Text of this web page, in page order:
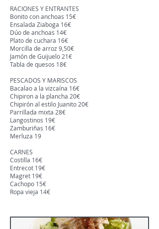
RACIONES Y ENTRANTES
Bonito con anchoas 15€
Ensalada Ziaboga 16€
Dúo de anchoas 14€
Plato de cuchara 16€
Morcilla de arroz 9,50€
Jamón de Guijuelo 21€
Tabla de quesos 18€
PESCADOS Y MARISCOS
Bacalao a la vizcaína 16€
Chipiron a la plancha 20€
Chipirón al estilo Juanito 20€
Parrillada mixta 28€
Langostinos 19€
Zamburiñas 16€
Merluza 19
CARNES
Costilla 16€
Entrecot 19€
Magret 19€
Cachopo 15€
Ropa vieja 14€